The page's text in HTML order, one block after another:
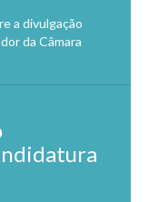
a divulgação
da Câmara